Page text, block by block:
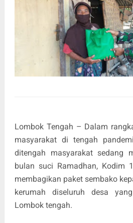
Lombok Tengah – Dalam
masyarakat di tengah
ditengah masyarakat sedang
bulan suci Ramadhan, Kodim
membagikan paket sembako
kerumah diseluruh desa
Lombok tengah.